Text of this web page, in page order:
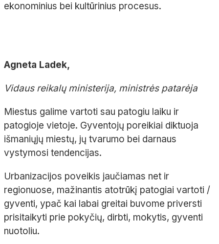
ekonominius bei kultūrinius procesus.
Agneta Ladek,
Vidaus reikalų ministerija, ministrės patarėja
Miestus galime vartoti sau patogiu laiku ir
patogioje vietoje. Gyventojų poreikiai diktuoja
išmaniųjų miestų, jų tvarumo bei darnaus
vystymosi tendencijas.
Urbanizacijos poveikis jaučiamas net ir
regionuose, mažinantis atotrūkį patogiai vartoti /
gyventi, ypač kai labai greitai buvome priversti
prisitaikyti prie pokyčių, dirbti, mokytis, gyventi
nuotoliu.